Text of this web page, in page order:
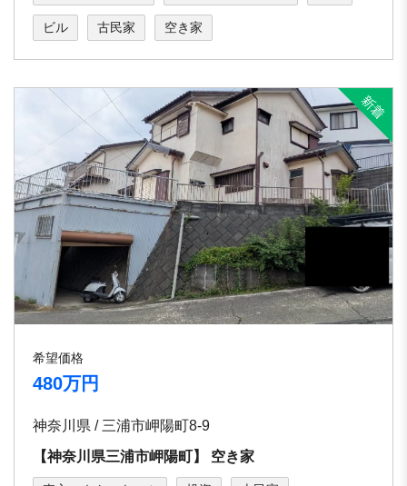
ビル 古民家 空き家
希望価格
480万円
神奈川県 / 三浦市岬陽町8-9
【神奈川県三浦市岬陽町】 空き家